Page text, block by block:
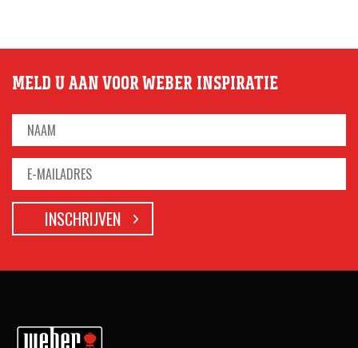
MELD U AAN VOOR WEBER INSPIRATIE